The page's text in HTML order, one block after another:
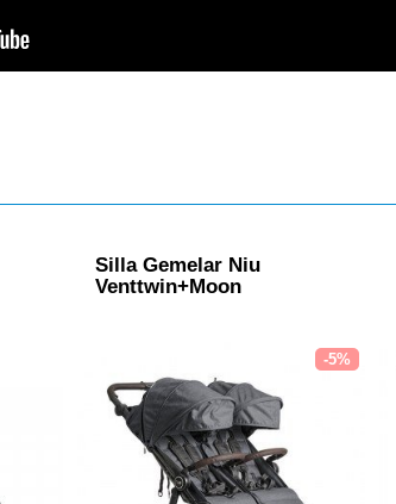
Silla Gemelar Niu
Venttwin+Moon
-5%